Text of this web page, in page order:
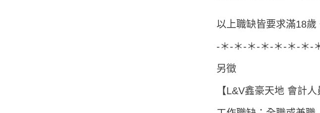
以上職缺皆要求滿18歲
-＊-＊-＊-＊-＊-＊-＊-
另徵
【L&V鑫豪天地 會計人